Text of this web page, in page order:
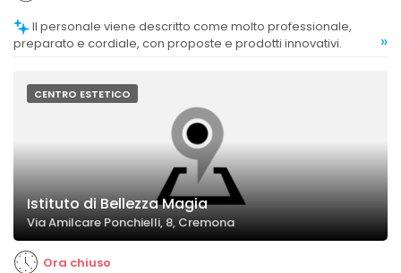
preparato e cordiale, con proposte e prodotti innovativi.
»
CENTRO ESTETICO
Istituto di Bellezza Magia
Via Amilcare Ponchielli, 8, Cremona
Ora chiuso